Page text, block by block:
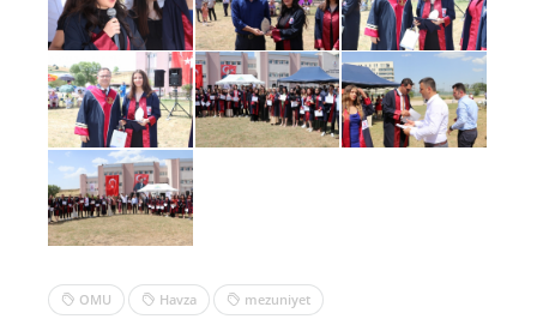
OMU Havza mezuniyet